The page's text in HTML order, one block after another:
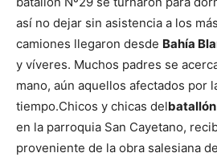
así no dejar sin asistencia a los
camiones llegaron desde Bahía
y víveres. Muchos padres se
mano, aún aquellos afectados por
tiempo.Chicos y chicas delbatallón
en la parroquia San Cayetano,
proveniente de la obra salesiana de